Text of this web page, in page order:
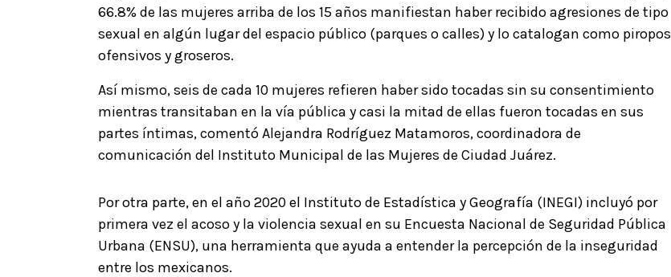
66.8% de las mujeres arriba de los 15 años manifiestan haber recibido agresiones de tipo
sexual en algún lugar del espacio público (parques o calles) y lo catalogan como piropos
ofensivos y groseros.
Así mismo, seis de cada 10 mujeres refieren haber sido tocadas sin su consentimiento
mientras transitaban en la vía pública y casi la mitad de ellas fueron tocadas en sus
partes íntimas, comentó Alejandra Rodríguez Matamoros, coordinadora de
comunicación del Instituto Municipal de las Mujeres de Ciudad Juárez.
Por otra parte, en el año 2020 el Instituto de Estadística y Geografía (INEGI) incluyó por
primera vez el acoso y la violencia sexual en su Encuesta Nacional de Seguridad Pública
Urbana (ENSU), una herramienta que ayuda a entender la percepción de la inseguridad
entre los mexicanos.